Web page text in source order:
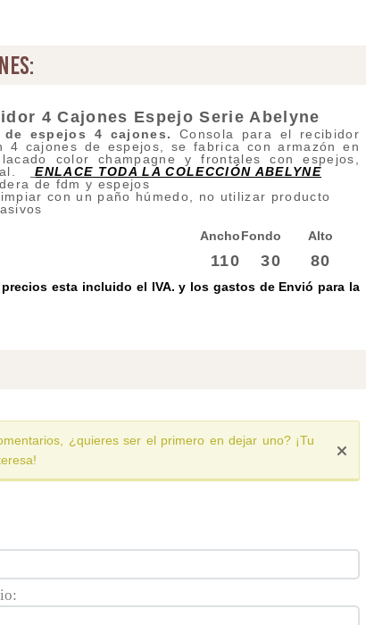
4 Cajones Espejo Serie Abelyne
de espejos 4 cajones.
Consola para el recibidor
4 cajones de espejos, se fabrica con armazón en
color champagne y frontales con espejos,
ENLACE TODA LA COLECCIÓN ABELYNE
de fdm y espejos
con un paño húmedo, no utilizar producto
AnchoFondo Alto
110 30 80
esta incluido el IVA. y los gastos de Envió para la
¿quieres ser el primero en dejar uno? ¡Tu